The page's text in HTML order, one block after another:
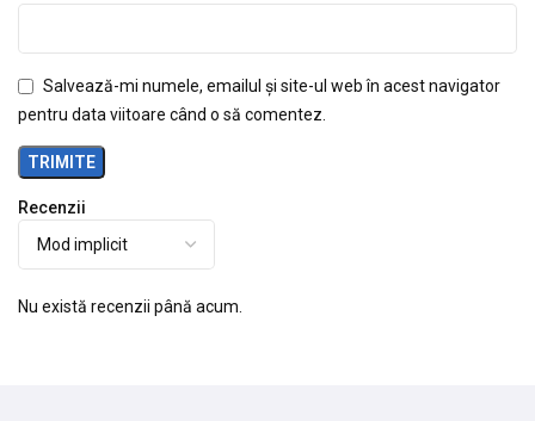
Recenzii
Nu există recenzii până acum.
Salvează-mi numele, emailul și site-ul web în acest navigator
pentru data viitoare când o să comentez.